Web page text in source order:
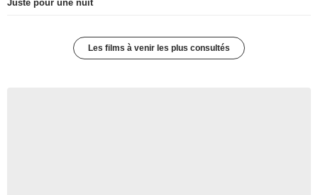
Juste pour une nuit
Les films à venir les plus consultés